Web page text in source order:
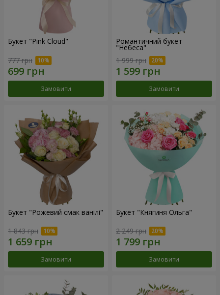
Букет "Pink Cloud"
777 грн
Замовити
Романтичний букет
"Небеса"
1 999 грн
Замовити
Букет "Рожевий смак ванілі"
1 843 грн
Замовити
Букет "Княгиня Ольга"
2 249 грн
Замовити